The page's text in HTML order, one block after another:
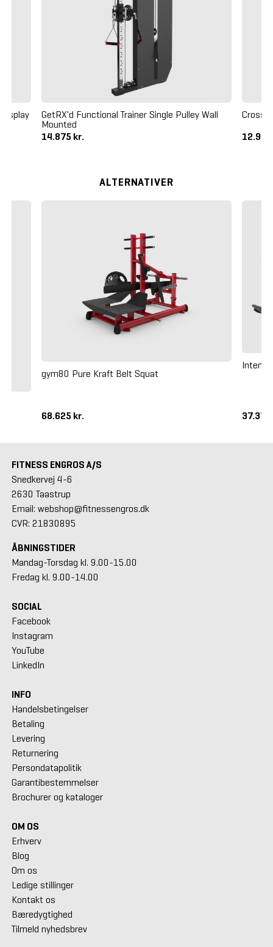
GetRX'd Functional Trainer Single Pulley Wall
Mounted
14.875 kr.
ALTERNATIVER
gym80 Pure Kraft Belt Squat
68.625 kr.
FITNESS ENGROS A/S
Snedkervej 4-6
2630 Taastrup
Email: webshop@fitnessengros.dk
CVR: 21830895
ÅBNINGSTIDER
Mandag-Torsdag kl. 9.00-15.00
Fredag kl. 9.00-14.00
SOCIAL
Facebook
Instagram
YouTube
LinkedIn
INFO
Handelsbetingelser
Betaling
Levering
Returnering
Persondatapolitik
Garantibestemmelser
Brochurer og kataloger
OM OS
Erhverv
Blog
Om os
Ledige stillinger
Kontakt os
Bæredygtighed
Tilmeld nyhedsbrev